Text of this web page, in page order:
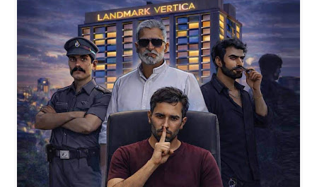
മിന്നുന്നതെല്ലാം പൊന്നല്ല' ബാലസാഹിത്യകഥകള്‍
പി.സി. റോക്കി മൃഗങ്ങളേയും പക്ഷികളേയും
കഥാപാത്രങ്ങളാക്കി തന്‍റെ നാട്ടുപരിസരങ്ങളോട്
ഇണക്കിചേര്‍ത്തുകൊണ്ട് ജേര്‍ണലിസ്റ്റും